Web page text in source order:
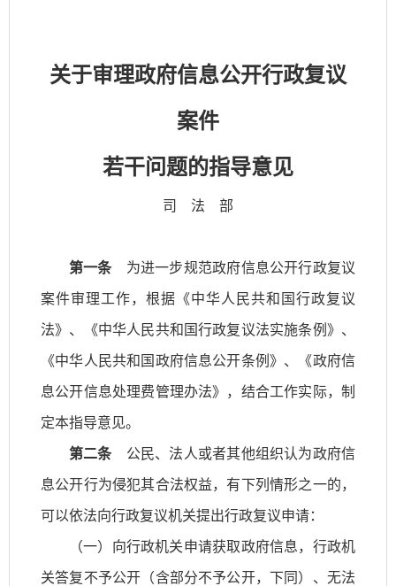
关于审理政府信息公开行政复议
案件
若干问题的指导意见
司 法 部
第一条为进一步规范政府信息公开行政复议
案件审理工作，根据《中华人民共和国行政复议
法》、《中华人民共和国行政复议法实施条例》、
《中华人民共和国政府信息公开条例》、《政府信
息公开信息处理费管理办法》，结合工作实际，制
定本指导意见。
第二条公民、法人或者其他组织认为政府信
息公开行为侵犯其合法权益，有下列情形之一的，
可以依法向行政复议机关提出行政复议申请：
（一）向行政机关申请获取政府信息，行政机
关答复不予公开（含部分不予公开，下同）、无法